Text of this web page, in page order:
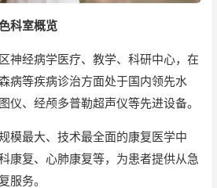
科室概览
神经病学医疗、教学、科研中心，在
病等疾病诊治方面处于国内领先水
仪、经颅多普勒超声仪等先进设备。
模最大、技术最全面的康复医学中
康复、心肺康复等，为患者提供从急
服务。